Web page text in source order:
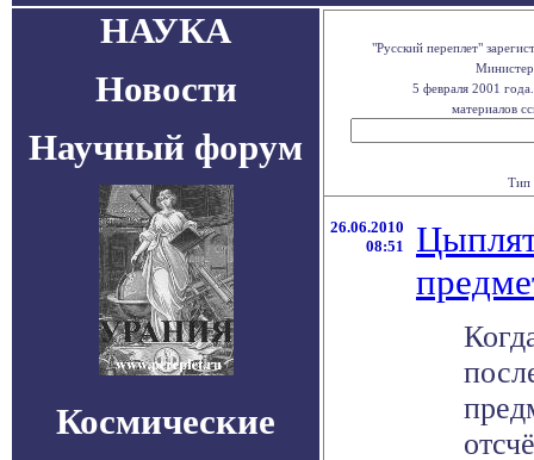
НАУКА
Новости
Научный форум
Космические
"Русский переплет"
5 февраля 2001
материалов
Тип
26.06.2010
08:51